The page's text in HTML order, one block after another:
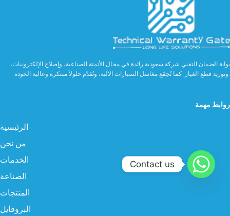
بوابة الضمان التقني شركة سعودية رائدة في مجال الأتمتة الصناعية، وإصلاح الإلكترونيات،
وتوريد قطع الغيار. كما تُجمّع مغاسل السيارات الآلية، وتُقدّم حلولاً مبتكرة وعالية الجودة.
روابط مهمة
الرئيسية
من نحن
الخدمات
الصناعة
المنتجات
البروفايل
Contact us